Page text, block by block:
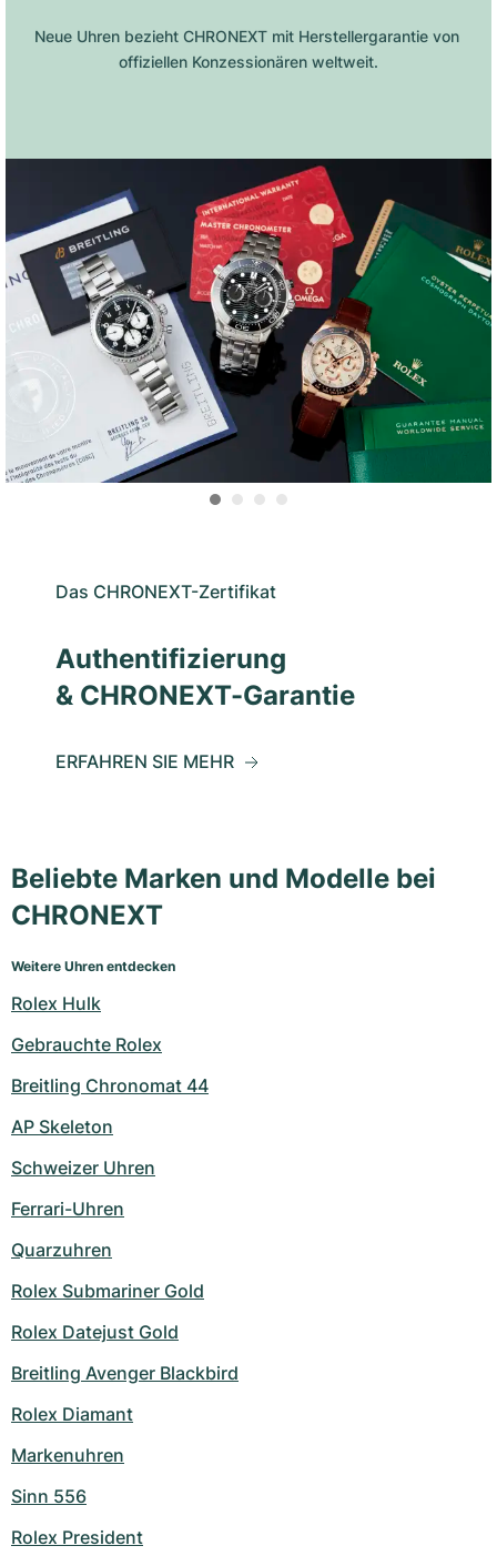
Neue Uhren bezieht CHRONEXT mit Herstellergarantie von
offiziellen Konzessionären weltweit.
Das CHRONEXT-Zertifikat
Authentifizierung
& CHRONEXT-Garantie
ERFAHREN SIE MEHR
Beliebte Marken und Modelle bei
CHRONEXT
Weitere Uhren entdecken
Rolex Hulk
Gebrauchte Rolex
Breitling Chronomat 44
AP Skeleton
Schweizer Uhren
Ferrari-Uhren
Quarzuhren
Rolex Submariner Gold
Rolex Datejust Gold
Breitling Avenger Blackbird
Rolex Diamant
Markenuhren
Sinn 556
Rolex President